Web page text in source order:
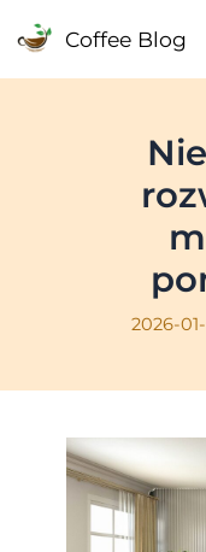
Coffee Blog
2026-